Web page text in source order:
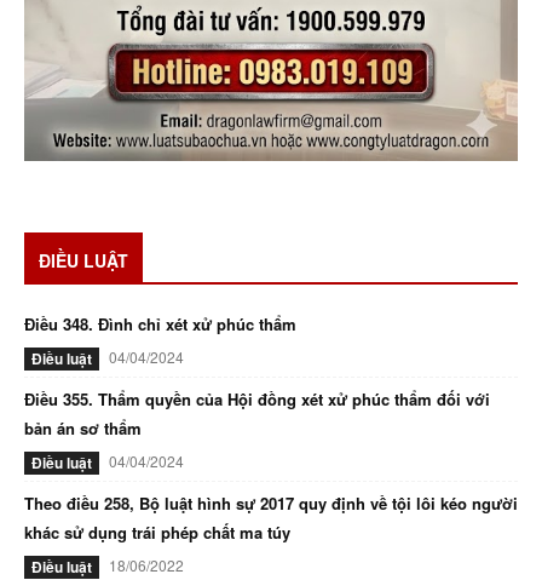
ĐIỀU LUẬT
Điều 348. Đình chỉ xét xử phúc thẩm
Điều luật 04/04/2024
Điều 355. Thẩm quyền của Hội đồng xét xử phúc thẩm đối với
bản án sơ thẩm
Điều luật 04/04/2024
Theo điều 258, Bộ luật hình sự 2017 quy định về tội lôi kéo người
khác sử dụng trái phép chất ma túy
Điều luật 18/06/2022